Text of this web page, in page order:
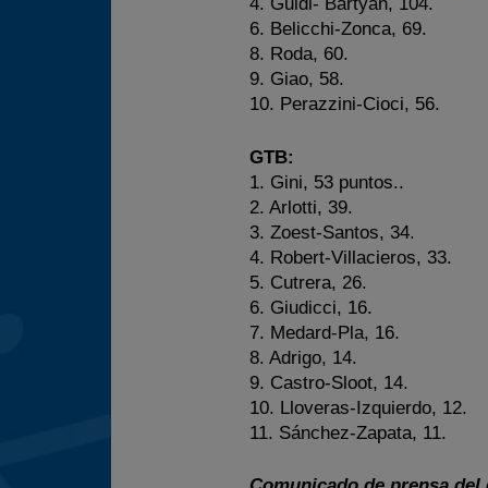
6. Belicchi-Zonca, 69.
8. Roda, 60.
9. Giao, 58.
10. Perazzini-Cioci, 56.
GTB:
1. Gini, 53 puntos..
2. Arlotti, 39.
3. Zoest-Santos, 34.
4. Robert-Villacieros, 33.
5. Cutrera, 26.
6. Giudicci, 16.
7. Medard-Pla, 16.
8. Adrigo, 14.
9. Castro-Sloot, 14.
10. Lloveras-Izquierdo, 12.
11. Sánchez-Zapata, 11.